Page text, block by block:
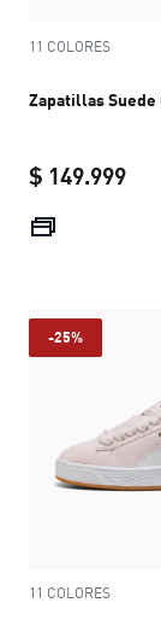
11 COLORES
Zapatillas Suede
$ 149.999
-25%
11 COLORES